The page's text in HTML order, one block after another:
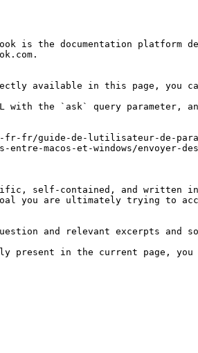
is the documentation platform
available in this page, you can
with the `ask` query parameter,
fr-fr/guide-de-lutilisateur-de-
entre-macos-et-windows/
self-contained, and written in
you are ultimately trying to
and relevant excerpts and
present in the current page,